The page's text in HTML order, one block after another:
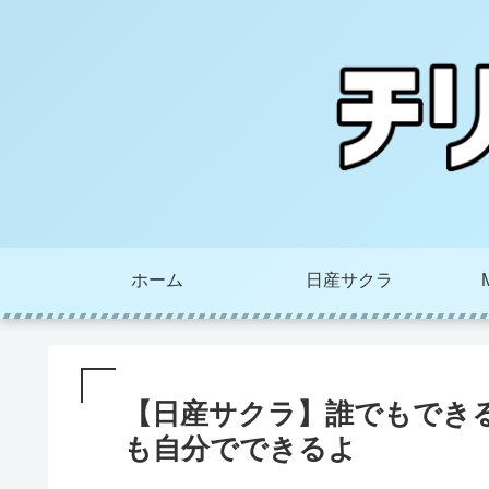
ホーム 日産サクラ
【日産サクラ】誰でもで
も自分でできるよ